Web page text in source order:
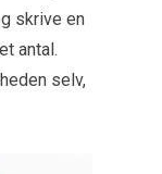
skrive en
antal.
selv,